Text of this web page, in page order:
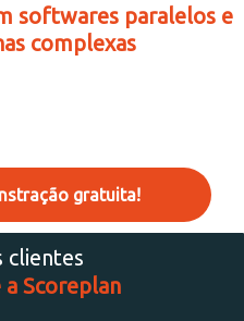
softwares paralelos e
complexas
gratuita!
clientes
Scoreplan